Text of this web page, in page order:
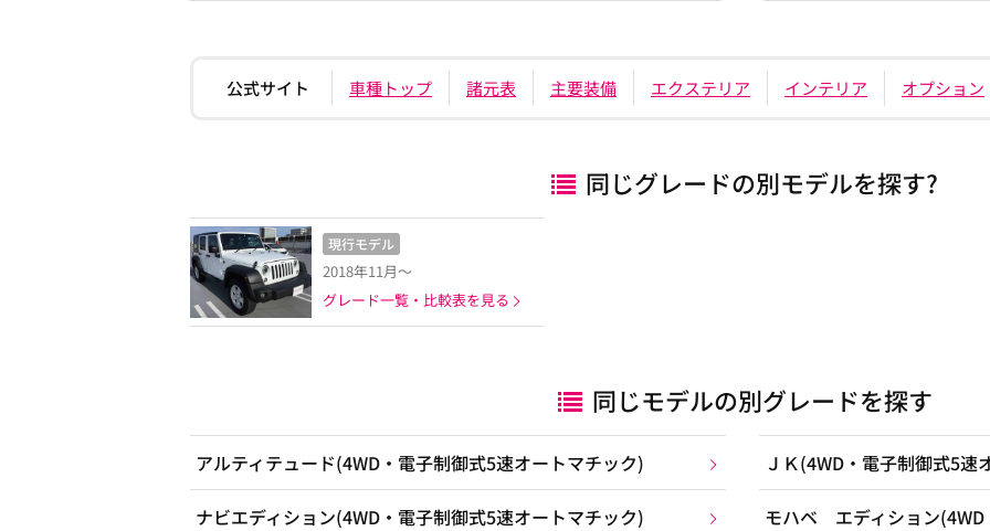
公式サイト 車種トップ 諸元表 主要装備 エクステリア インテリア オプション
同じグレードの別モデルを探す?
現行モデル
2018年11月～
グレード一覧・比較表を見る
同じモデルの別グレードを探す
アルティテュード(4WD・電子制御式5速オートマチック) ＪＫ(4WD・電子制御式5速
ナビエディション(4WD・電子制御式5速オートマチック) モハベ エディション(4WD